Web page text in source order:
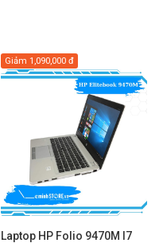
Laptop HP Folio 9470M I7
Giảm 1,090,000 đ